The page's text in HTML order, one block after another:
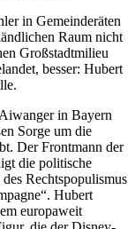
in Gemeinderäten
Raum nicht
Großstadtmilieu
besser: Hubert
in Bayern
Sorge um die
Der Frontmann der
die politische
Rechtspopulismus
Hubert
europaweit